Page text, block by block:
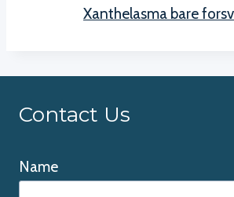
Xanthelasma bare
Contact Us
Name